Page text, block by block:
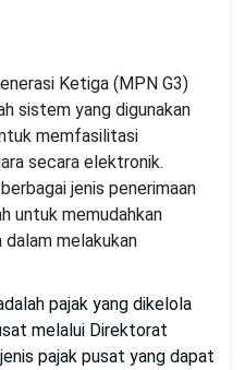
Ketiga (MPN G3)
sistem yang digunakan
memfasilitasi
secara elektronik.
jenis penerimaan
untuk memudahkan
dalam melakukan
pajak yang dikelola
melalui Direktorat
pajak pusat yang dapat